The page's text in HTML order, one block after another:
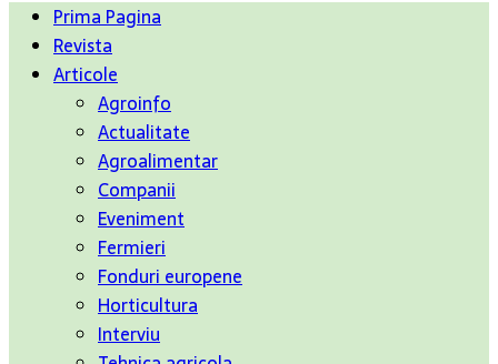
Prima Pagina
Revista
Articole
Agroinfo
Actualitate
Agroalimentar
Companii
Eveniment
Fermieri
Fonduri europene
Horticultura
Interviu